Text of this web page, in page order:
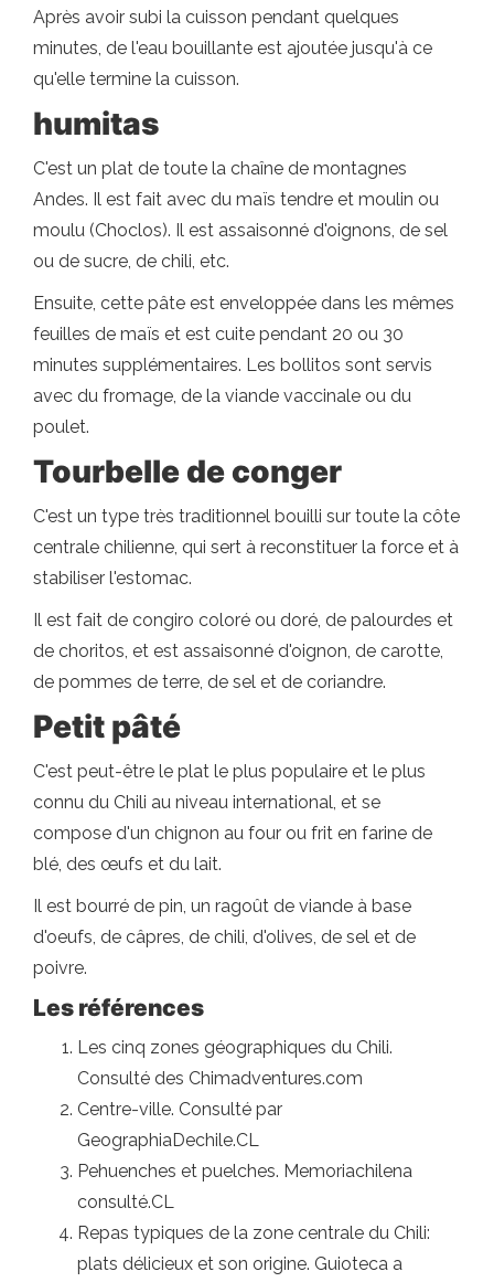
Après avoir subi la cuisson pendant quelques
minutes, de l'eau bouillante est ajoutée jusqu'à ce
qu'elle termine la cuisson.
humitas
C'est un plat de toute la chaîne de montagnes
Andes. Il est fait avec du maïs tendre et moulin ou
moulu (Choclos). Il est assaisonné d'oignons, de sel
ou de sucre, de chili, etc.
Ensuite, cette pâte est enveloppée dans les mêmes
feuilles de maïs et est cuite pendant 20 ou 30
minutes supplémentaires. Les bollitos sont servis
avec du fromage, de la viande vaccinale ou du
poulet.
Tourbelle de conger
C'est un type très traditionnel bouilli sur toute la côte
centrale chilienne, qui sert à reconstituer la force et à
stabiliser l'estomac.
Il est fait de congiro coloré ou doré, de palourdes et
de choritos, et est assaisonné d'oignon, de carotte,
de pommes de terre, de sel et de coriandre.
Petit pâté
C'est peut-être le plat le plus populaire et le plus
connu du Chili au niveau international, et se
compose d'un chignon au four ou frit en farine de
blé, des œufs et du lait.
Il est bourré de pin, un ragoût de viande à base
d'oeufs, de câpres, de chili, d'olives, de sel et de
poivre.
Les références
Les cinq zones géographiques du Chili.
Consulté des Chimadventures.com
Centre-ville. Consulté par
GeographiaDechile.CL
Pehuenches et puelches. Memoriachilena
consulté.CL
Repas typiques de la zone centrale du Chili:
plats délicieux et son origine. Guioteca a